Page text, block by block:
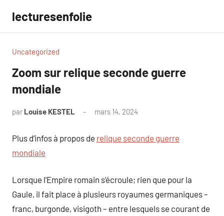
contenu
lecturesenfolie
Uncategorized
Zoom sur relique seconde guerre
mondiale
par Louise KESTEL mars 14, 2024
Plus d’infos à propos de relique seconde guerre
mondiale
Lorsque l’Empire romain s’écroule; rien que pour la
Gaule, il fait place à plusieurs royaumes germaniques –
franc, burgonde, visigoth – entre lesquels se courant de